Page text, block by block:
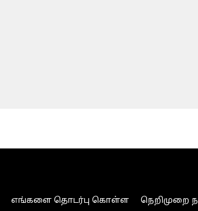
எங்களை தொடர்பு கொள்ள நெறிமுறை